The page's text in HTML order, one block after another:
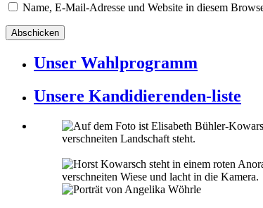
Name, E-Mail-Adresse und Website in diesem
Unser Wahlprogramm
Unsere Kandidierenden-liste